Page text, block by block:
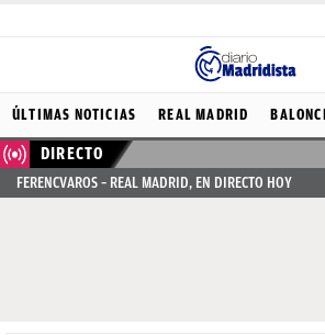
ÚLTIMAS
NOTICIAS
REAL
ÚLTIMAS NOTICIAS REAL MADRID
DIRECTO
FERENCVAROS – REAL MADRID, EN DIRECTO HOY